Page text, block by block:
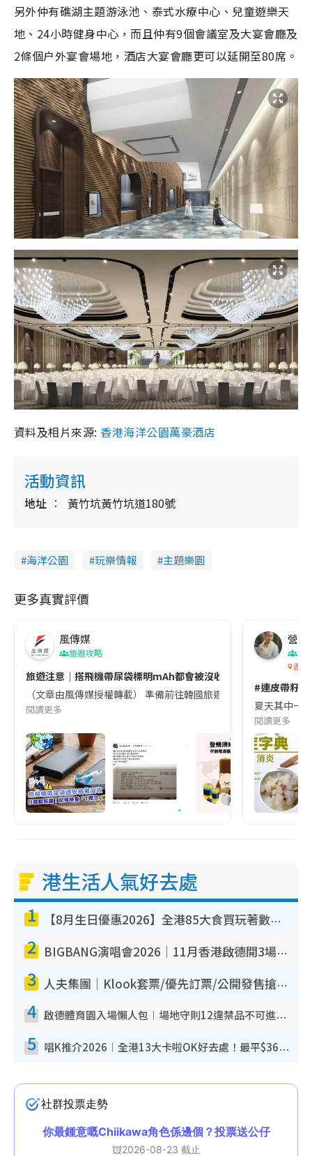
另外仲有礁湖主題游泳池、泰式水療中心、兒童遊樂天
地、24小時健身中心，而且仲有9個會議室及大宴會廳及
2條個户外宴會場地，酒店大宴會廳更可以延開至80席。
資料及相片來源: 香港海洋公園萬豪酒店
活動資訊
地址 黃竹坑黃竹坑道180號
海洋公園 玩樂情報 主題樂園
更多真實評價
風傳媒
旅遊攻略
旅遊注意｜搭飛機帶尿袋標明mAh都會被沒收😱出發前切記檢查
（文章由風傳媒授權轉載） 準備前往韓國旅遊的民眾，近期要
閱讀更多
營養
香港
#連皮帶籽
夏天其中一
閱讀更多
港生活人氣好去處
1 【8月生日優惠2026】全港85大食買玩著數攻略 自助餐/火鍋放題同行免費＋誠品/DONKI送現金券
2 BIGBANG演唱會2026｜11月香港啟德開3場！實名制VIP申請、優先購票攻略
3 人夫集團｜Klook套票/優先訂票/公開發售搶飛攻略！附票價.購票連結.場地座位表
4 啟德體育園入場懶人包︱場地守則12違禁品不可進場准帶細水樽但全場禁樽蓋！應援牌有限制！
5 唱K推介2026︱全港13大卡啦OK好去處！最平$36起 日文K都有！(附地址+收費詳情)